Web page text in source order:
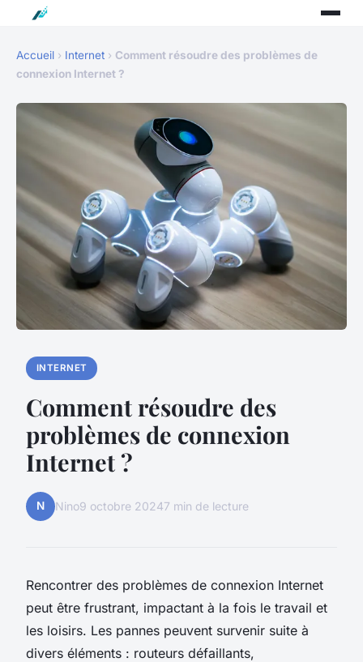
Accueil › Internet › Comment résoudre des problèmes de
connexion Internet ?
INTERNET
Comment résoudre des
problèmes de connexion
Internet ?
N Nino9 octobre 20247 min de lecture
Rencontrer des problèmes de connexion Internet
peut être frustrant, impactant à la fois le travail et
les loisirs. Les pannes peuvent survenir suite à
divers éléments : routeurs défaillants,